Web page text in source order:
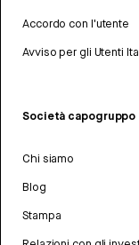
Accordo con l'utente
Avviso per gli Utenti
Società capogruppo
Chi siamo
Blog
Stampa